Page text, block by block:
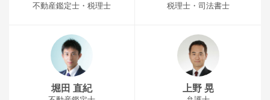
不動産鑑定士・税理士 税理士・司法書士
堀田 直紀 上野 晃